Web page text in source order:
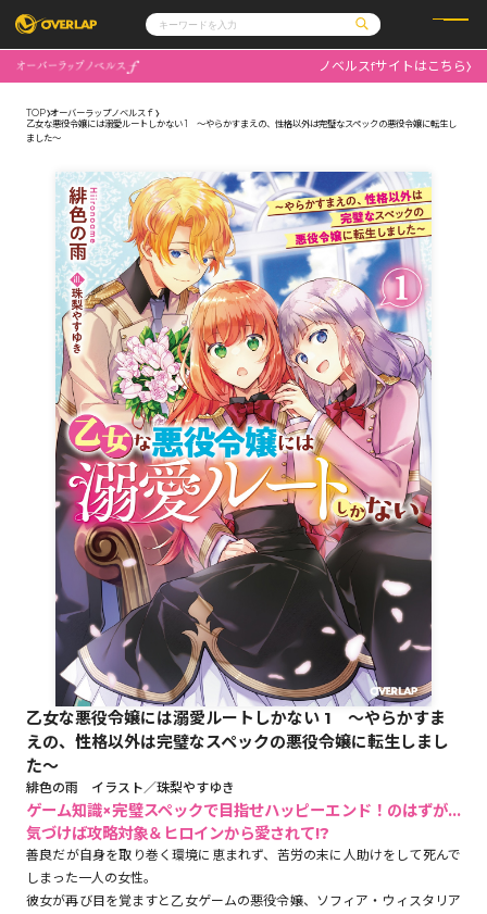
コミックガルド
コミッククリエ
LiQulle
ノベルス
ノベルスf
ポケットモンスター
アニメ
ゲーム
オーバーラップ広報室
企業
会社概要
採用情報
アクセス
オーバーラップホールディングス
お問い合わせはこちら
オーバーラップ文庫
オーバーラップノベルス
オーバーラップノベルスf
ロサージュノベルス
コミックガルド
コミッククリエ
リキューレ
ノベルスfサイトはこちら
TOP オーバーラップノベルスｆ
乙女な悪役令嬢には溺愛ルートしかない 1 ～やらかすまえの、性格以外は完璧なスペックの悪役令嬢に転生し
ました～
乙女な悪役令嬢には溺愛ルートしかない 1 ～やらかすま
えの、性格以外は完璧なスペックの悪役令嬢に転生しまし
た～
緋色の雨 イラスト／珠梨やすゆき
ゲーム知識×完璧スペックで目指せハッピーエンド！のはずが…
気づけば攻略対象＆ヒロインから愛されて!?
善良だが自身を取り巻く環境に恵まれず、苦労の末に人助けをして死んで
しまった一人の女性。
彼女が再び目を覚ますと乙女ゲームの悪役令嬢、ソフィア・ウィスタリア